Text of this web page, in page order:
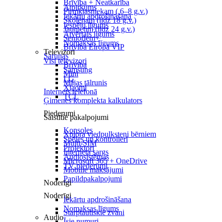
Brīvība + Neatkarība
Pirmklasniekam ( 6–8 g.v.)
Skolēnam (līdz 18 g.v.)
Jaunietim (līdz 24 g.v.)
Senioriem+
Brīvība Eiropā VIP
Sarunas
Brīvība
Mini
Mājas tālrunis
Internets telefonā
Ģimenes komplekta kalkulators
Saistītie pakalpojumi
Xplora viedpulksteņi bērniem
Multi-SIM
Interneta sargs
Microsoft 365 + OneDrive
Mobilie maksājumi
Papildpakalpojumi
Noderīgi
Starptautiskie zvani
Atpirkums
Iekārtu apdrošināšana
Iespēju līgums
Atvērtais līgums
Nomaksas līgums
Televizori
Visi televizori
Samsung
LG
Xiaomi
TCL
Piederumi
Konsoles
Spēles un kontrolieri
Projektori
Audiosistēmas
TV piederumi
Noderīgi
Iekārtu apdrošināšana
Nomaksas līgums
Audio